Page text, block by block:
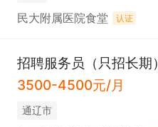
民大附属医院食堂 认证
招聘服务员（只招长期）
3500-4500元/月
通辽市